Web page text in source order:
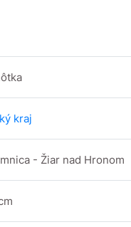
kraj
- Žiar nad Hronom